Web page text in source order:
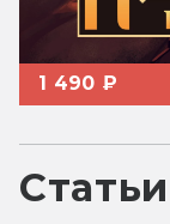
1 490 ₽
Статьи